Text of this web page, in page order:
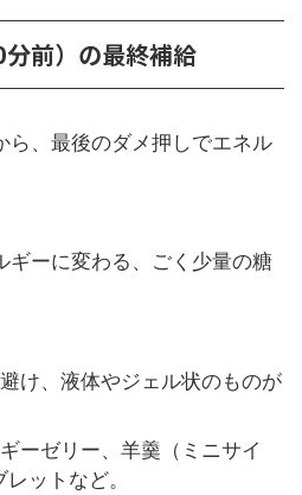
前）の最終補給
ら、最後のダメ押しでエネル
ギーに変わる、ごく少量の糖
け、液体やジェル状のものが
ーゼリー、羊羹（ミニサイ
ットなど。